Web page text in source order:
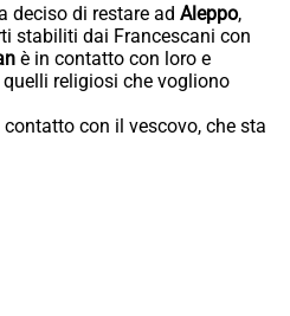
deciso di restare ad Aleppo,
stabiliti dai Francescani con
è in contatto con loro e
religiosi che vogliono
con il vescovo, che sta